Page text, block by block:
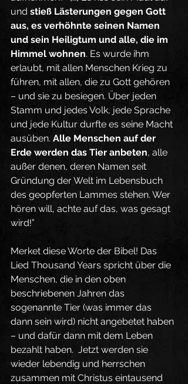
und stieß Lästerungen gegen Gott
aus, es verhöhnte seinen Namen
und sein Heiligtum und alle, die im
Himmel wohnen. Es wurde ihm
erlaubt, mit allen Menschen Krieg zu
führen, mit allen, die zu Gott gehören
– und sie zu besiegen. Über jeden
Stamm und jedes Volk, jede Sprache
und jede Kultur durfte es seine Macht
ausüben. Alle Menschen auf der
Erde werden das Tier anbeten, alle
außer denen, deren Namen seit
Gründung der Welt im Lebensbuch
des geopferten Lammes stehen. Wer
hören will, achte auf das, was gesagt
wird!”
Merket diese Worte der Bibel! Das
Lied Thousand Years spricht über die
Menschen, die in den oben
beschriebenen Jahren das
sogenannte Tier (was immer das
dann sein wird) nicht angebetet haben
– und dafür dann mit dem Leben
bezahlt haben.  Jetzt werden sie
wieder lebendig und herrschen
zusammen mit Christus eintausend